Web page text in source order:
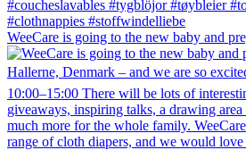
WeeCare is going to the new baby and